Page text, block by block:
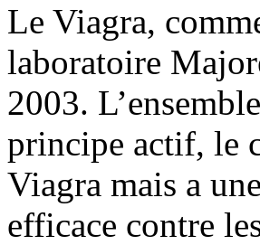
Le Viagra,
laboratoire
2003.
principe actif, le
Viagra mais a
efficace contre